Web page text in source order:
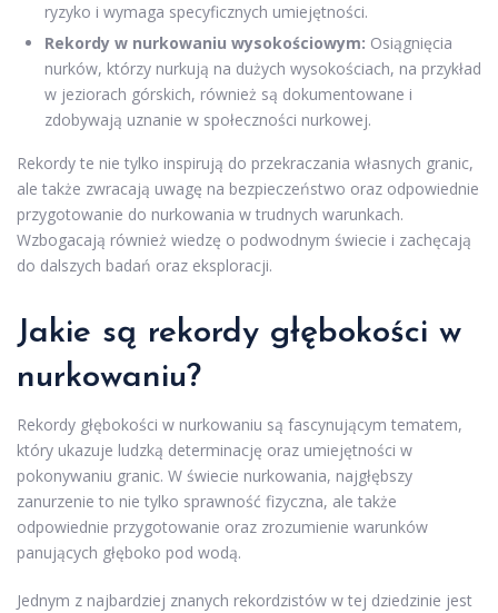
ryzyko i wymaga specyficznych umiejętności.
Rekordy w nurkowaniu wysokościowym: Osiągnięcia
nurków, którzy nurkują na dużych wysokościach, na przykład
w jeziorach górskich, również są dokumentowane i
zdobywają uznanie w społeczności nurkowej.
Rekordy te nie tylko inspirują do przekraczania własnych granic,
ale także zwracają uwagę na bezpieczeństwo oraz odpowiednie
przygotowanie do nurkowania w trudnych warunkach.
Wzbogacają również wiedzę o podwodnym świecie i zachęcają
do dalszych badań oraz eksploracji.
Jakie są rekordy głębokości w
nurkowaniu?
Rekordy głębokości w nurkowaniu są fascynującym tematem,
który ukazuje ludzką determinację oraz umiejętności w
pokonywaniu granic. W świecie nurkowania, najgłębszy
zanurzenie to nie tylko sprawność fizyczna, ale także
odpowiednie przygotowanie oraz zrozumienie warunków
panujących głęboko pod wodą.
Jednym z najbardziej znanych rekordzistów w tej dziedzinie jest